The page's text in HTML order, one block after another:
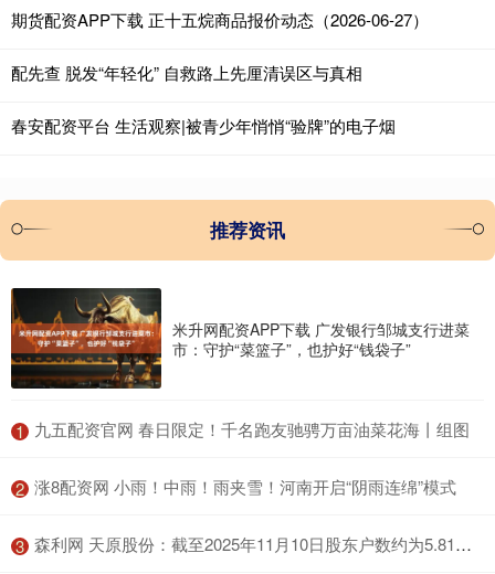
期货配资APP下载 正十五烷商品报价动态（2026-06-27）
配先查 脱发“年轻化” 自救路上先厘清误区与真相
春安配资平台 生活观察|被青少年悄悄“验牌”的电子烟
推荐资讯
米升网配资APP下载 广发银行邹城支行进菜
市：守护“菜篮子”，也护好“钱袋子”
1 ​九五配资官网 春日限定！千名跑友驰骋万亩油菜花海丨组图
2 ​涨8配资网 小雨！中雨！雨夹雪！河南开启“阴雨连绵”模式
3 ​森利网 天原股份：截至2025年11月10日股东户数约为5.81万户